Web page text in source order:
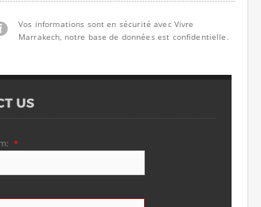
Vos informations sont en sécurité avec Vivre
Marrakech, notre base de données est confidentielle.
*